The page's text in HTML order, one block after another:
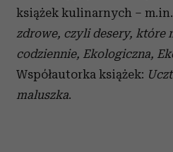
i reklam, aby oferować funkcje
analizować ruch w naszej
korzystasz z naszej witryny,
społecznościowym,
Partnerzy mogą połączyć te
otrzymanymi od Ciebie lub
książek kulinarnych – m.in.
zdrowe, czyli desery, które
codziennie, Ekologiczna,
Współautorka książek:
maluszka.